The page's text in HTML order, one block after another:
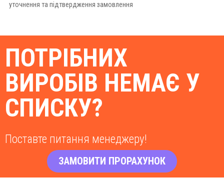
уточнення та підтвердження замовлення
ПОТРІБНИХ
ВИРОБІВ НЕМАЄ У
СПИСКУ?
Поставте питання менеджеру!
ЗАМОВИТИ ПРОРАХУНОК